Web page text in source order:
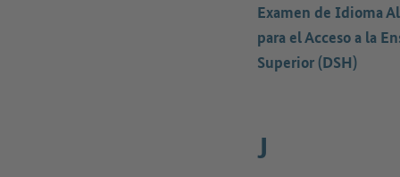
Examen de Idioma
para el Acceso a la
Superior (DSH)
J